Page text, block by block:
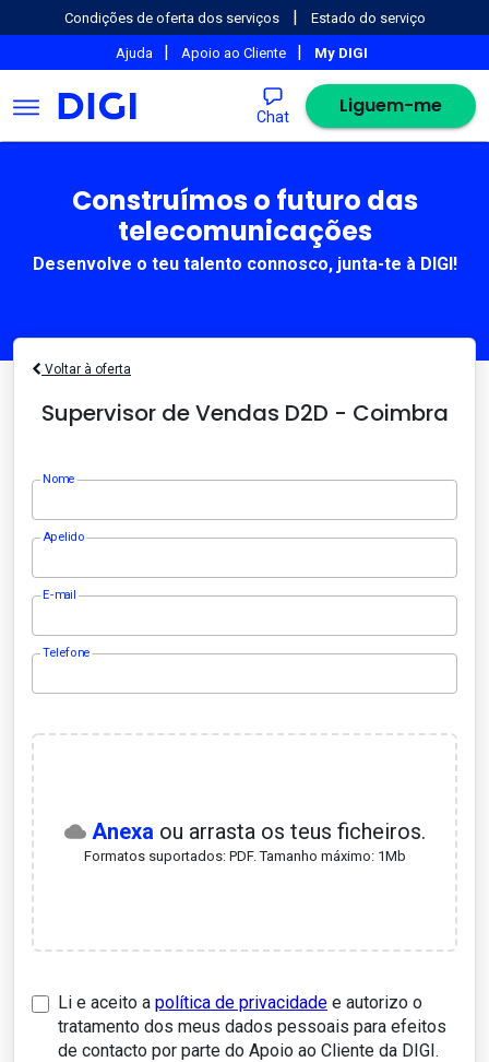
Condições de oferta dos serviços | Estado do serviço
Ajuda | Apoio ao Cliente | My DIGI
Chat Liguem-me
Construímos o futuro das
telecomunicações
Desenvolve o teu talento connosco, junta-te à DIGI!
Voltar à oferta
Supervisor de Vendas D2D - Coimbra
Nome
Apelido
E-mail
Telefone
Anexa ou arrasta os teus ficheiros.
Formatos suportados: PDF. Tamanho máximo: 1Mb
Li e aceito a política de privacidade e autorizo o
tratamento dos meus dados pessoais para efeitos
de contacto por parte do Apoio ao Cliente da DIGI.